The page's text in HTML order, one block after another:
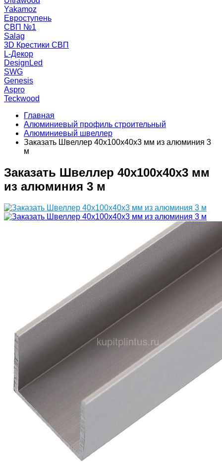
Yakamoz
Евроступень
СВП №1
Salag
3D Крестики СВП
L-Декор
DesignLed
SWG
Genesis
Aspro
Teckwood
Главная
Алюминиевый профиль строительный
Алюминиевый швеллер
Заказать Швеллер 40х100х40х3 мм из алюминия 3
м
Заказать Швеллер 40х100х40х3 мм
из алюминия 3 м